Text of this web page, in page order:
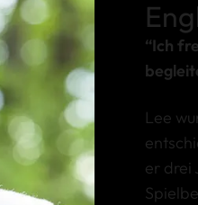
“Ich
Lee
er drei